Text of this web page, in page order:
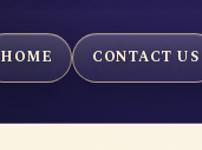
HOME CONTACT US